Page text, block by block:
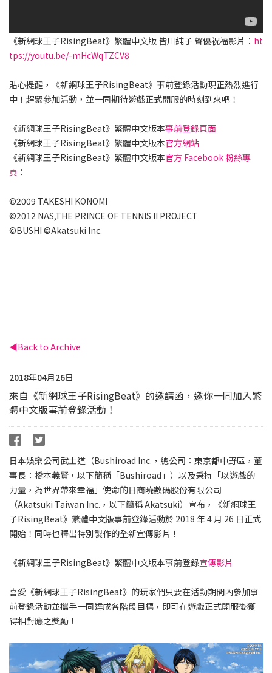
《新網球王子RisingBeat》繁體中文版 皆川純子 聲優祝福影片： ht
tps://youtu.be/-mHcWqTZCV8
貼心提醒，《新網球王子RisingBeat》事前登錄活動現正熱烈進行
中！趕緊參加活動，並一同期待遊戲正式開服的時刻到來吧！
《新網球王子RisingBeat》繁體中文版本事前登錄頁面
《新網球王子RisingBeat》繁體中文版本官方網站
《新網球王子RisingBeat》繁體中文版本官方 Facebook 粉絲專
頁 ：
©2009 TAKESHI KONOMI
©2012 NAS,THE PRINCE OF TENNIS II PROJECT
©BUSHI ©Akatsuki Inc.
Back to Archive
2018年04月26日
來自《新網球王子RisingBeat》的邀請函，邀你一同加入繁
體中文版事前登錄活動！
日本娛樂公司武士道（Bushiroad Inc.，總公司：東京都中野區，董
事長：橋本義賢，以下簡稱「Bushiroad」）以及秉持「以遊戲的
力量，為世界帶來幸福」使命的日商曉數碼股份有限公司
（Akatsuki Taiwan Inc.，以下簡稱 Akatsuki）宣布，《新網球王
子RisingBeat》繁體中文版事前登錄活動於 2018 年 4 月 26 日正式
開始！同時也釋出特別製作的全新宣傳影片！
《新網球王子RisingBeat》繁體中文版本事前登錄宣傳影片
喜愛《新網球王子RisingBeat》的玩家們只要在活動期間內參加事
前登錄活動並攜手一同達成各階段目標，即可在遊戲正式開服後獲
得相對應之獎勵！